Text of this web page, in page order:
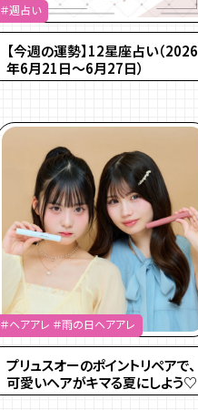
＃週占い
【今週の運勢】12星座占い（2026
年6月21日～6月27日）
＃ヘアアレ ＃雨の日ヘアアレ
プリュスオーのポイントリペアで、
可愛いヘアがキマる夏にしよう♡